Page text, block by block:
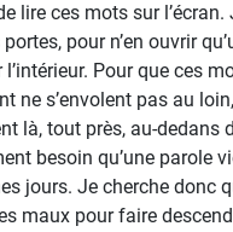
lire ces mots sur
pour n’en ouvrir
l’intérieur. Pour que ces
ne s’envolent pas au
là, tout près, au-dedans
besoin qu’une parole
jours. Je cherche donc
maux pour faire